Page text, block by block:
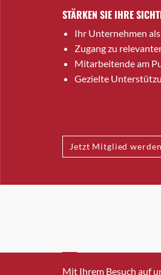
STÄRKEN SIE IHRE
Ihr Unternehmen
Zugang zu
Mitarbeitende am
Gezielte
Jetzt Mitglied werden
INFO@SWISSICT.CH
Mit Ihrem Besuch auf